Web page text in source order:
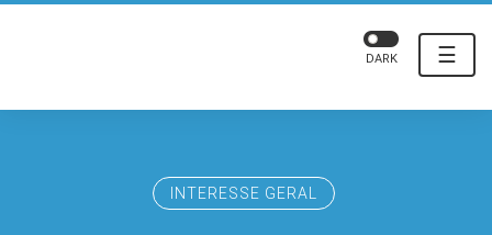
☰
DARK
INTERESSE GERAL